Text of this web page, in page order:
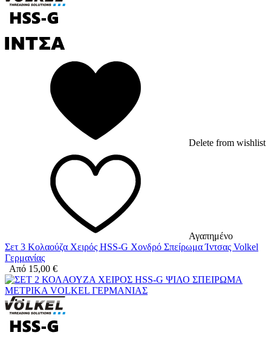
Delete from wishlist
Αγαπημένο
Σετ 3 Κολαούζα Χειρός HSS-G Χονδρό Σπείρωμα Ίντσας Volkel
Γερμανίας
Από 15,00 €